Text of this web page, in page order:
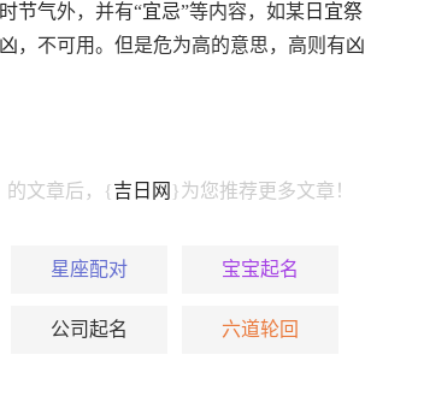
时节气外，并有“宜忌”等内容，如某 日 宜祭
凶，不可用。但是危为高的意思，高则有凶
的文章后，{吉日网 }为您推荐更多文章！
星座配对 宝宝起名
公司起名 六道轮回